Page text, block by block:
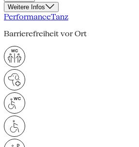
Weitere Infos
PerformanceTanz
Barrierefreiheit vor Ort